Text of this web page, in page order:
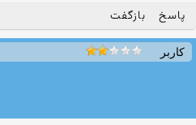
پاسخ بازگفت
کاربر